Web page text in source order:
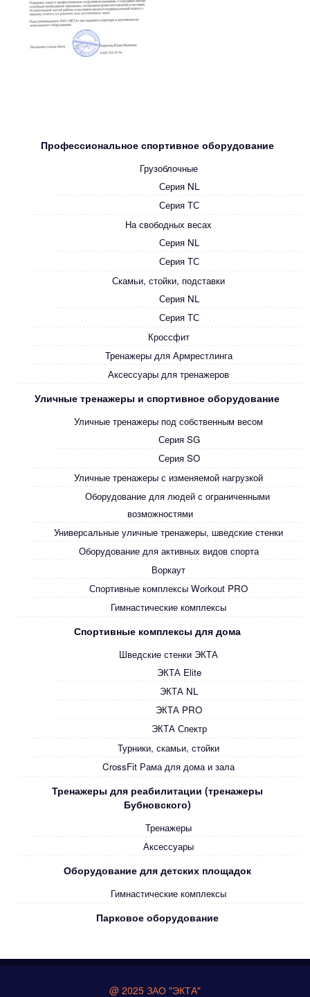
Профессиональное спортивное оборудование
Грузоблочные
Серия NL
Серия ТС
На свободных весах
Серия NL
Серия ТС
Скамьи, стойки, подставки
Серия NL
Серия ТС
Кроссфит
Тренажеры для Армрестлинга
Аксессуары для тренажеров
Уличные тренажеры и спортивное оборудование
Уличные тренажеры под собственным весом
Серия SG
Серия SO
Уличные тренажеры с изменяемой нагрузкой
Оборудование для людей с ограниченными
возможностями
Универсальные уличные тренажеры, шведские стенки
Оборудование для активных видов спорта
Воркаут
Спортивные комплексы Workout PRO
Гимнастические комплексы
Спортивные комплексы для дома
Шведские стенки ЭКТА
ЭКТА Elite
ЭКТА NL
ЭКТА PRO
ЭКТА Спектр
Турники, скамьи, стойки
CrossFit Рама для дома и зала
Тренажеры для реабилитации (тренажеры
Бубновского)
Тренажеры
Аксессуары
Оборудование для детских площадок
Гимнастические комплексы
Парковое оборудование
@ 2025 ЗАО "ЭКТА"